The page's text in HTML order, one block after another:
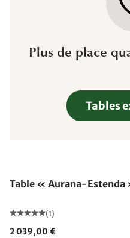
Plus de place
Tables
Table « Aurana-Estenda
(1)
2 039,00 €